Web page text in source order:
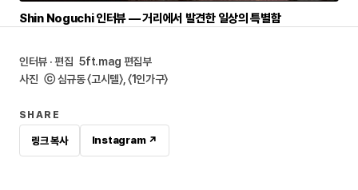
Shin Noguchi 인터뷰 — 거리에서 발견한 일상의 특별함
인터뷰 · 편집 5ft.mag 편집부
사진 ⓒ 심규동 〈고시텔〉, 〈1인가구〉
SHARE
링크 복사 Instagram ↗